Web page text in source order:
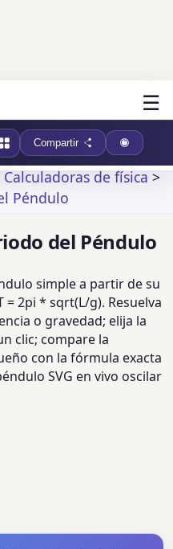
☰
Compartir
Calculadoras de física>
Péndulo
del Péndulo
simple a partir de su
2pi * sqrt(L/g). Resuelva
o gravedad; elija la
clic; compare la
con la fórmula exacta
SVG en vivo oscilar